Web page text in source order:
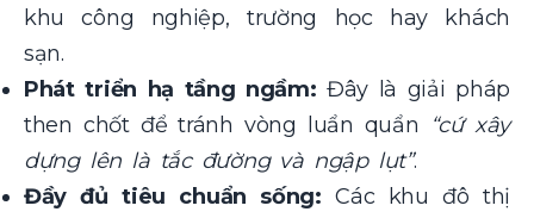
khu công nghiệp, trường học hay khách
sạn.
Phát triển hạ tầng ngầm: Đây là giải pháp
then chốt để tránh vòng luẩn quẩn
“cứ xây
dựng lên là tắc đường và ngập lụt”.
Đầy đủ tiêu chuẩn sống: Các khu đô thị